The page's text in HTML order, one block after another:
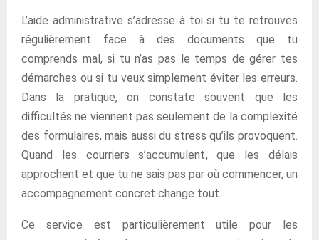
L’aide administrative s’adresse à toi si tu te retrouves
régulièrement face à des documents que tu
comprends mal, si tu n’as pas le temps de gérer tes
démarches ou si tu veux simplement éviter les erreurs.
Dans la pratique, on constate souvent que les
difficultés ne viennent pas seulement de la complexité
des formulaires, mais aussi du stress qu’ils provoquent.
Quand les courriers s’accumulent, que les délais
approchent et que tu ne sais pas par où commencer, un
accompagnement concret change tout.
Ce service est particulièrement utile pour les